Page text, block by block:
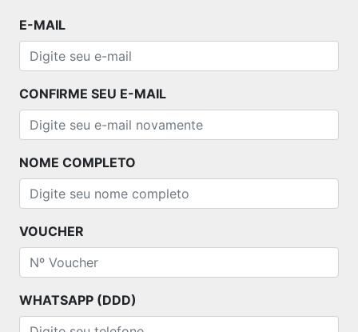
E-MAIL
CONFIRME SEU E-MAIL
NOME COMPLETO
VOUCHER
WHATSAPP (DDD)